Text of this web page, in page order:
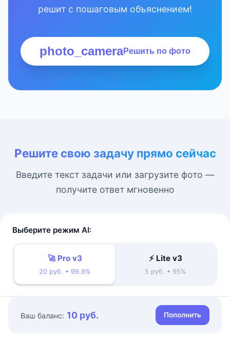
решит с пошаговым объяснением!
photo_cameraРешить по фото
Решите свою задачу прямо сейчас
Введите текст задачи или загрузите фото —
получите ответ мгновенно
Выберите режим AI:
🚀 Pro v3
20 руб. • 99.9%
⚡ Lite v3
5 руб. • 95%
Ваш баланс: 10 руб. Пополнить